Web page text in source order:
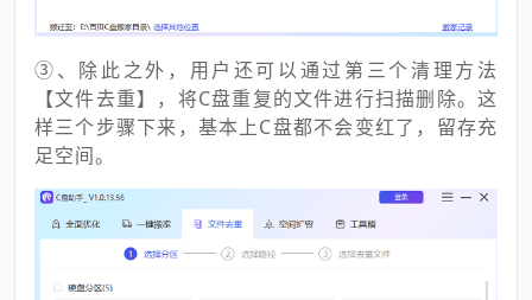
③、除此之外，用户还可以通过第三个清理方法
【文件去重】，将C盘重复的文件进行扫描删除。这
样三个步骤下来，基本上C盘都不会变红了，留存充
足空间。